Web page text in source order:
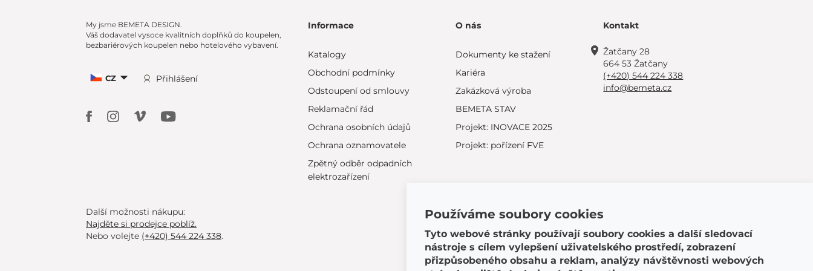
My jsme BEMETA DESIGN.
Váš dodavatel vysoce kvalitních doplňků do koupelen,
bezbariérových koupelen nebo hotelového vybavení.
CZ Přihlášení
Informace
Katalogy
Obchodní podmínky
Odstoupení od smlouvy
Reklamační řád
Ochrana osobních údajů
Ochrana oznamovatele
Zpětný odběr odpadních
elektrozařízení
O nás
Dokumenty ke stažení
Kariéra
Zakázková výroba
BEMETA STAV
Projekt: INOVACE 2025
Projekt: pořízení FVE
Kontakt
Žatčany 28
664 53 Žatčany
(+420) 544 224 338
info@bemeta.cz
Další možnosti nákupu:
Najděte si prodejce poblíž.
Nebo volejte (+420) 544 224 338.
© 2026 BEMETA
Používáme soubory cookies
Tyto webové stránky používají soubory cookies a další sledovací
nástroje s cílem vylepšení uživatelského prostředí, zobrazení
přizpůsobeného obsahu a reklam, analýzy návštěvnosti webových